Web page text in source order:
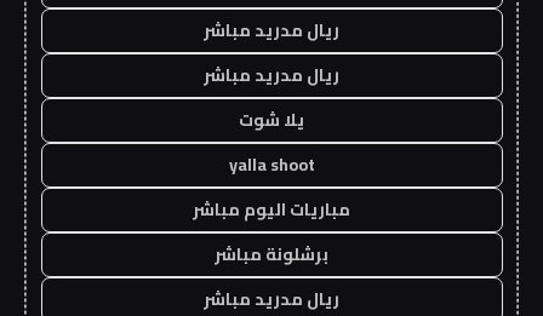
ريال مدريد مباشر
ريال مدريد مباشر
يلا شوت
yalla shoot
مباريات اليوم مباشر
برشلونة مباشر
ريال مدريد مباشر